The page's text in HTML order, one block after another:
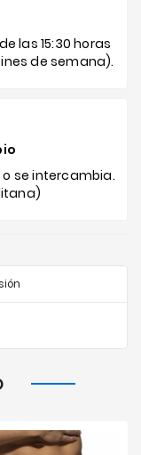
las 15:30 horas
de semana).
se intercambia.